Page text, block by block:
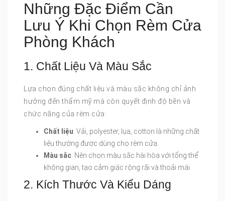
Những Đặc Điểm Cần
Lưu Ý Khi Chọn Rèm Cửa
Phòng Khách
1. Chất Liệu Và Màu Sắc
Lựa chọn đúng chất liệu và màu sắc không chỉ ảnh
hưởng đến thẩm mỹ mà còn quyết định độ bền và
chức năng của rèm cửa:
Chất liệu: Vải, polyester, lụa, cotton là những chất
liệu thường được dùng cho rèm cửa.
Màu sắc: Nên chọn màu sắc hài hòa với tổng thể
không gian, tạo cảm giác rộng rãi và thoải mái.
2. Kích Thước Và Kiểu Dáng